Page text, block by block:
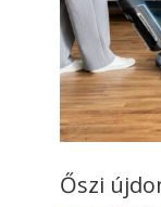
Őszi